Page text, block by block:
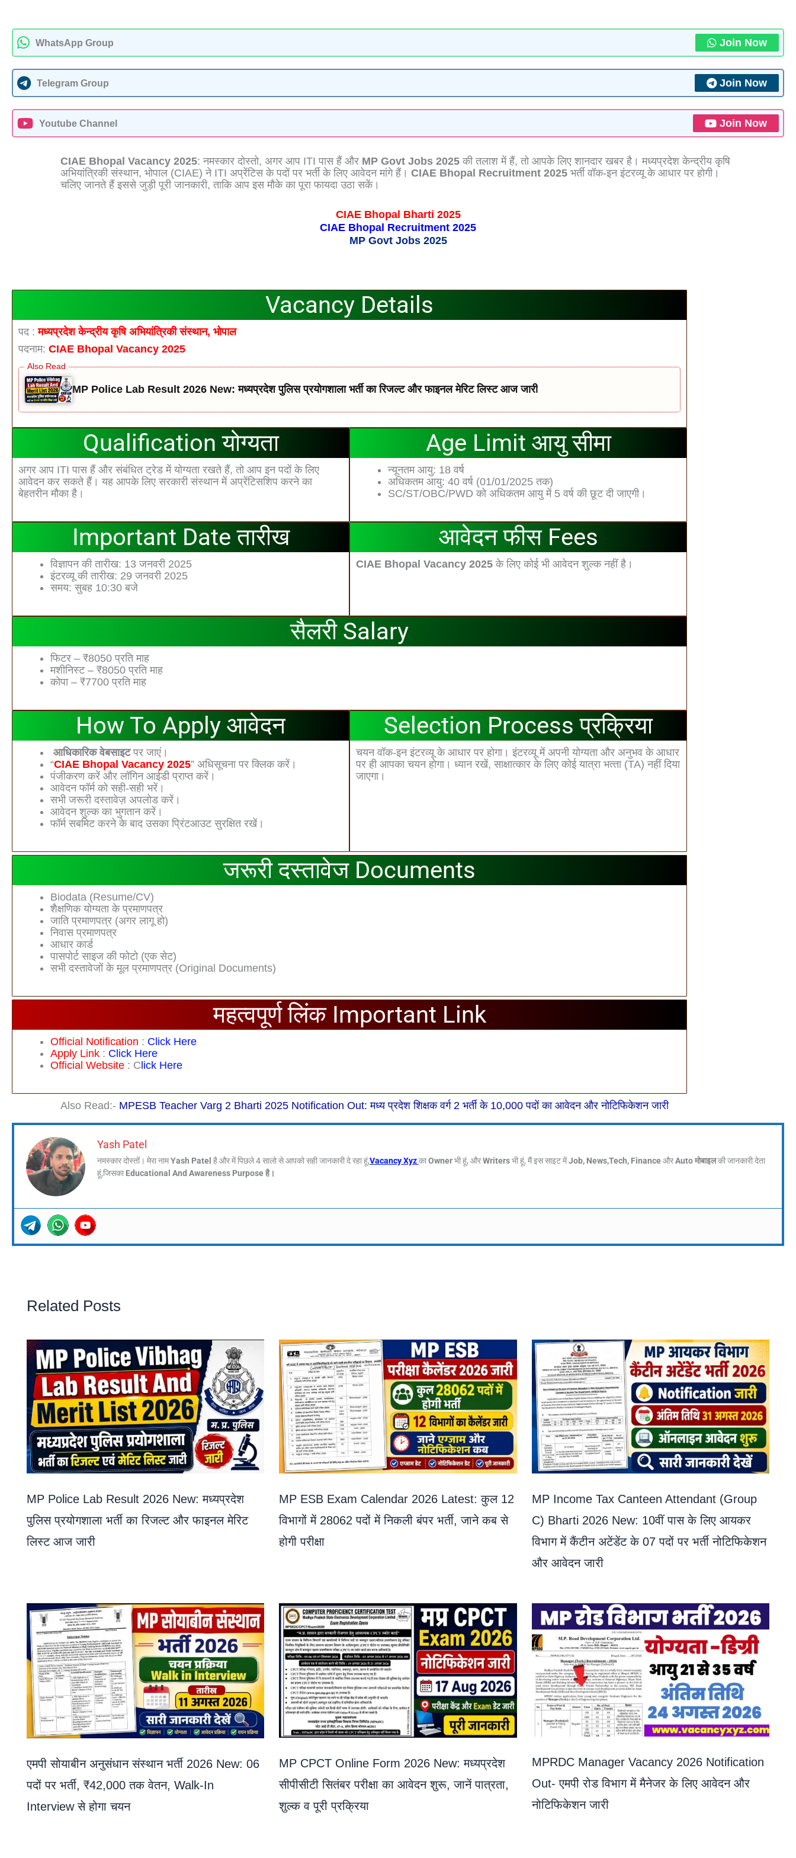
WhatsApp Group Join Now
Telegram Group Join Now
Youtube Channel Join Now
CIAE Bhopal Vacancy 2025: नमस्‍कार दोस्‍तो, अगर आप ITI पास हैं और MP Govt Jobs 2025 की तलाश में हैं, तो आपके लिए शानदार खबर है। मध्‍यप्रदेश केन्‍द्रीय कृषि
अभियांत्रिकी संस्‍थान, भोपाल (CIAE) ने ITI अप्रेंटिस के पदों पर भर्ती के लिए आवेदन मांगे हैं। CIAE Bhopal Recruitment 2025 भर्ती वॉक-इन इंटरव्यू के आधार पर होगी।
चलिए जानते हैं इससे जुड़ी पूरी जानकारी, ताकि आप इस मौके का पूरा फायदा उठा सकें।
CIAE Bhopal Bharti 2025
CIAE Bhopal Recruitment 2025
MP Govt Jobs 2025
Vacancy Details
पद :मध्‍यप्रदेश केन्‍द्रीय कृषि अभियांत्रिकी संस्‍थान, भोपाल
पदनाम: CIAE Bhopal Vacancy 2025
MP Police Lab Result 2026 New: मध्यप्रदेश पुलिस प्रयोगशाला भर्ती का रिजल्ट और फाइनल मेरिट लिस्ट आज जारी
Qualification योग्यता
अगर आप ITI पास हैं और संबंधित ट्रेड में योग्‍यता रखते हैं, तो आप इन पदों के लिए
आवेदन कर सकते हैं। यह आपके लिए सरकारी संस्‍थान में अप्रेंटिसशिप करने का
बेहतरीन मौका है।
Age Limit आयु सीमा
न्यूनतम आयु: 18 वर्ष
अधिकतम आयु: 40 वर्ष (01/01/2025 तक)
SC/ST/OBC/PWD को अधिकतम आयु में 5 वर्ष की छूट दी जाएगी।
Important Date तारीख
विज्ञापन की तारीख: 13 जनवरी 2025
इंटरव्यू की तारीख: 29 जनवरी 2025
समय: सुबह 10:30 बजे
आवेदन फीस Fees
CIAE Bhopal Vacancy 2025 के लिए कोई भी आवेदन शुल्‍क नहीं है।
सैलरी Salary
फिटर – ₹8050 प्रति माह
मशीनिस्‍ट – ₹8050 प्रति माह
कोपा – ₹7700 प्रति माह
How To Apply आवेदन
आधिकारिक वेबसाइटपर जाएं।
“CIAE Bhopal Vacancy 2025” अधिसूचना पर क्लिक करें।
पंजीकरण करें और लॉगिन आईडी प्राप्त करें।
आवेदन फॉर्म को सही-सही भरें।
सभी जरूरी दस्तावेज़ अपलोड करें।
आवेदन शुल्क का भुगतान करें।
फॉर्म सबमिट करने के बाद उसका प्रिंटआउट सुरक्षित रखें।
Selection Process प्रक्रिया
चयन वॉक-इन इंटरव्यू के आधार पर होगा। इंटरव्यू में अपनी योग्‍यता और अनुभव के आधार
पर ही आपका चयन होगा। ध्‍यान रखें, साक्षात्‍कार के लिए कोई यात्रा भत्‍ता (TA) नहीं दिया
जाएगा।
जरूरी दस्तावेज Documents
Biodata (Resume/CV)
शैक्षणिक योग्‍यता के प्रमाणपत्र
जाति प्रमाणपत्र (अगर लागू हो)
निवास प्रमाणपत्र
आधार कार्ड
पासपोर्ट साइज की फोटो (एक सेट)
सभी दस्‍तावेजों के मूल प्रमाणपत्र (Original Documents)
महत्वपूर्ण लिंक Important Link
Official Notification : Click Here
Apply Link : Click Here
Official Website : CLick Here
Also Read:- MPESB Teacher Varg 2 Bharti 2025 Notification Out: मध्य प्रदेश शिक्षक वर्ग 2 भर्ती के 10,000 पदों का आवेदन और नोटिफिकेशन जारी
Yash Patel
नमस्कार दोस्तों। मेरा नामYash Patel है और में पिछले 4 सालो से आपको सही जानकारी दे रहा हूं,Vacancy XyzकाOwnerभी हूं, औरWritersभी हूं, मैं इस साइट मेंJob, News,Tech, FinanceऔरAuto मोबाइलकी जानकारी देता
हूं,जिसका Educational And Awareness Purpose है।
Related Posts
MP Police Lab Result 2026 New: मध्यप्रदेश
पुलिस प्रयोगशाला भर्ती का रिजल्ट और फाइनल मेरिट
लिस्ट आज जारी
MP ESB Exam Calendar 2026 Latest: कुल 12
विभागों में 28062 पदों में निकली बंपर भर्ती, जाने कब से
होगी परीक्षा
MP Income Tax Canteen Attendant (Group
C) Bharti 2026 New: 10वीं पास के लिए आयकर
विभाग में कैंटीन अटेंडेंट के 07 पदों पर भर्ती नोटिफिकेशन
और आवेदन जारी
एमपी सोयाबीन अनुसंधान संस्थान भर्ती 2026 New: 06
पदों पर भर्ती, ₹42,000 तक वेतन, Walk-In
Interview से होगा चयन
MP CPCT Online Form 2026 New: मध्यप्रदेश
सीपीसीटी सितंबर परीक्षा का आवेदन शुरू, जानें पात्रता,
शुल्क व पूरी प्रक्रिया
MPRDC Manager Vacancy 2026 Notification
Out- एमपी रोड विभाग में मैनेजर के लिए आवेदन और
नोटिफिकेशन जारी